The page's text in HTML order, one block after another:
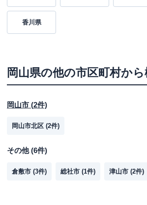
香川県
岡山県の他の市区町村から
岡山市 (2件)
岡山市北区 (2件)
その他(6件)
倉敷市 (3件) 総社市 (1件) 津山市 (2件)